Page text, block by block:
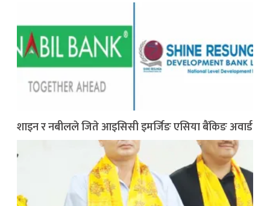
शाइन र नबीलले जिते आइसिसी इमर्जिङ एसिया बैंकिङ अवार्ड